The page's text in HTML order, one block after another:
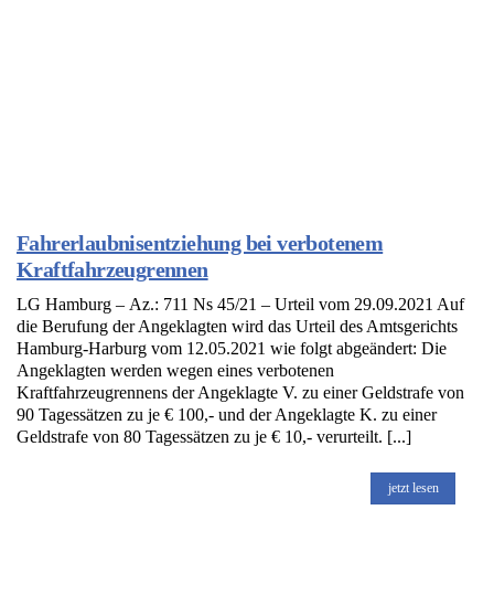
Fahrerlaubnisentziehung bei verbotenem
Kraftfahrzeugrennen
LG Hamburg – Az.: 711 Ns 45/21 – Urteil vom 29.09.2021 Auf
die Berufung der Angeklagten wird das Urteil des Amtsgerichts
Hamburg-Harburg vom 12.05.2021 wie folgt abgeändert: Die
Angeklagten werden wegen eines verbotenen
Kraftfahrzeugrennens der Angeklagte V. zu einer Geldstrafe von
90 Tagessätzen zu je € 100,- und der Angeklagte K. zu einer
Geldstrafe von 80 Tagessätzen zu je € 10,- verurteilt. [...]
jetzt lesen